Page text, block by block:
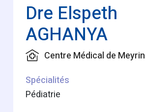
Dre Elspeth
AGHANYA
Centre Médical de Meyrin
Spécialités
Pédiatrie